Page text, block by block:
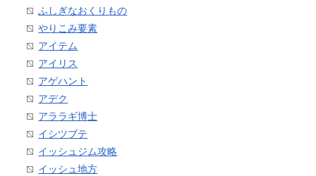
ふしぎなおくりもの
やりこみ要素
アイテム
アイリス
アゲハント
アデク
アララギ博士
イシツブテ
イッシュジム攻略
イッシュ地方